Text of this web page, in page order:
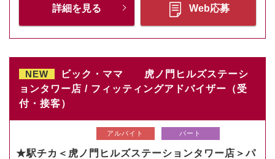
詳細を見る Web応募
NEW
ビック・ママ 虎ノ門ヒルズステーシ
ョンタワー店 / フィッティングアドバイザー（受
付・接客）
アルバイト パート
★駅チカ＜虎ノ門ヒルズステーションタワー店＞パ